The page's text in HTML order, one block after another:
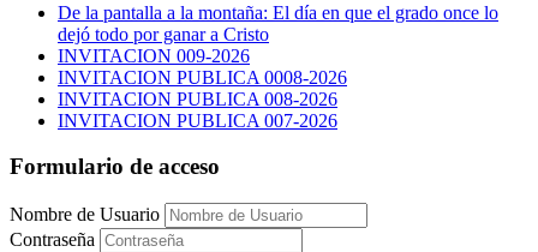
De la pantalla a la montaña: El día en que el grado once lo
dejó todo por ganar a Cristo
INVITACION 009-2026
INVITACION PUBLICA 0008-2026
INVITACION PUBLICA 008-2026
INVITACION PUBLICA 007-2026
Formulario de acceso
Nombre de Usuario
Contraseña